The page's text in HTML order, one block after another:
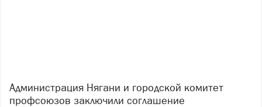
Администрация Нягани и городской комитет
профсоюзов заключили соглашение